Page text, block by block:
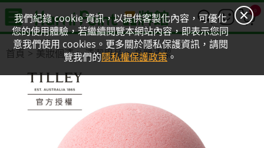
我們紀錄 cookie 資訊，以提供客製化內容，可優化
您的使用體驗，若繼續閱覽本網站內容，即表示您同
意我們使用 cookies。更多關於隱私保護資訊，請閱
覽我們的隱私權保護政策。
0
首頁 美妝個清 清潔用品 身體清潔